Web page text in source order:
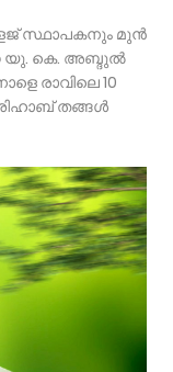
സ്ഥാപകനും മുൻ
യു. കെ. അബ്ദുൽ
രാവിലെ 10
തങ്ങൾ